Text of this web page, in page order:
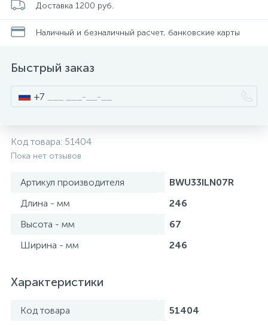
Доставка 1200 руб.
Наличный и безналичный расчет, банковские карты
Быстрый заказ
+7
Код товара: 51404
Пока нет отзывов
Артикул производителя
BWU33ILN07R
Длина - мм
246
Высота - мм
67
Ширина - мм
246
Характеристики
Код товара
51404
Писсуары
Душевые трапы
Аксессуары для ванной
Ревизионный люк